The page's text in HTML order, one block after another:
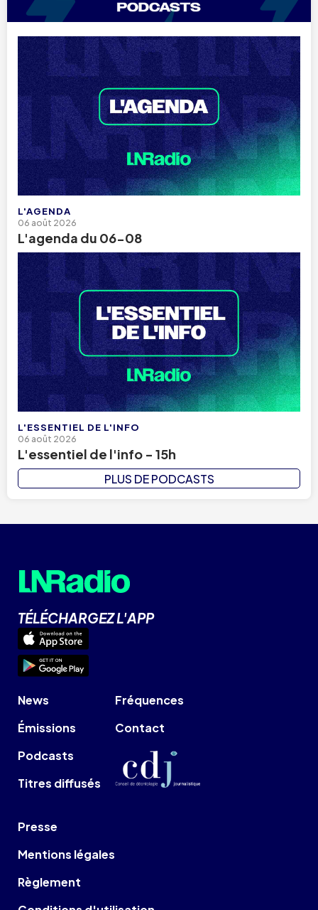
L'AGENDA
06 août 2026
L'agenda du 06-08
L'ESSENTIEL DE L'INFO
06 août 2026
L'essentiel de l'info - 15h
PLUS DE PODCASTS
TÉLÉCHARGEZ L'APP
News
Émissions
Podcasts
Titres diffusés
Fréquences
Contact
Presse
Mentions légales
Règlement